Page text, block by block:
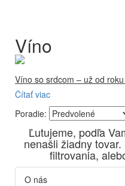
Víno
Víno so srdcom – už od
Firma Ostrožovič je
slovenskom Tokaji.
Vyrábame kvalitné
priniesli na slovenský trh
odrôd Furmint, Lipovina a
technológiou. Hrozno
technológiami, vrátane
Čítať viac
Poradie:
Ľutujeme, podľa
nenašli žiadny
filtrovania,
O nás